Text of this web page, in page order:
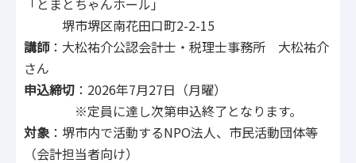
「とまとちゃんホール」
堺市堺区南花田口町2-2-15
講師：大松祐介公認会計士・税理士事務所 大松祐介
さん
申込締切 ：2026年7月27日（月曜）
※定員に達し次第申込終了となります。
対象：堺市内で活動するNPO法人、市民活動団体等
（会計担当者向け）